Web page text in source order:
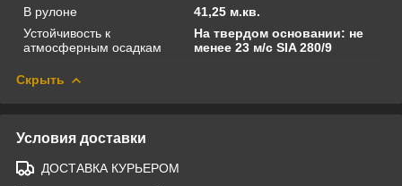
В рулоне
41,25 м.кв.
Устойчивость к
атмосферным осадкам
На твердом основании: не
менее 23 м/с SIA 280/9
Скрыть
Условия доставки
ДОСТАВКА КУРЬЕРОМ